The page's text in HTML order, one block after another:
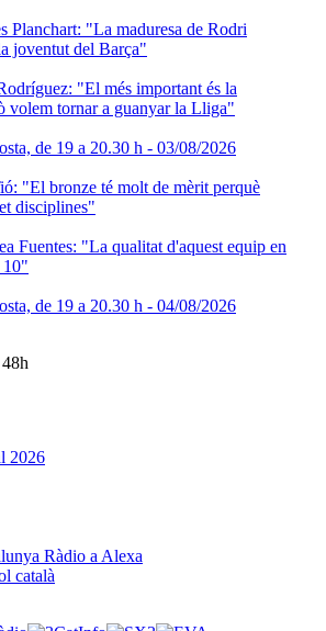
Planchart: "La maduresa de Rodri
joventut del Barça"
"El més important és la
volem tornar a guanyar la Lliga"
de 19 a 20.30 h - 03/08/2026
"El bronze té molt de mèrit perquè
disciplines"
Fuentes: "La qualitat d'aquest equip en
10"
de 19 a 20.30 h - 04/08/2026
2026
Ràdio a Alexa
català